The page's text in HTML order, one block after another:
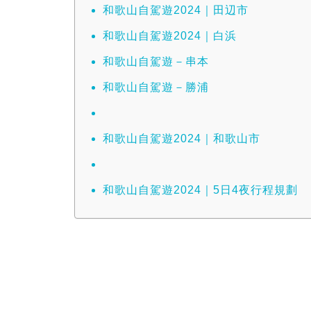
和歌山自駕遊2024｜田辺市
和歌山自駕遊2024｜白浜
和歌山自駕遊－串本
和歌山自駕遊－勝浦
和歌山自駕遊2024｜和歌山市
和歌山自駕遊2024｜5日4夜行程規劃